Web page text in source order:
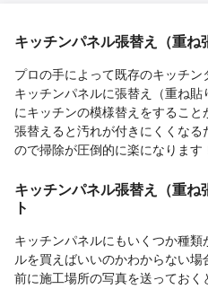
キッチンパネル張替え（重ね
プロの手によって既存のキッチ
キッチンパネルに張替え（重ね
にキッチンの模様替えをするこ
張替えると汚れが付きにくくな
ので掃除が圧倒的に楽になります
キッチンパネル張替え（重
ト
キッチンパネルにもいくつか種
ルを買えばいいのかわからない
前に施工場所の写真を送っておく